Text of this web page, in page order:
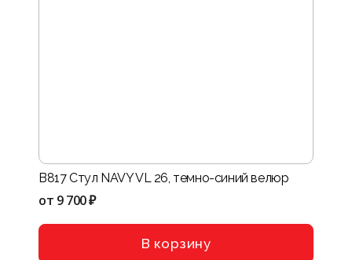
B817 Стул NAVY VL 26, темно-синий велюр
от 9 700 ₽
В корзину